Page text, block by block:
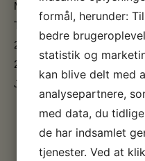
Mandag
Tirsdag-søndag
2. påskedag
2. pinsedag
Jul & nytår
formål, herunder:
bedre
statistik og
kan blive delt med
analysepartnere,
med data, du
de har indsamlet
tjenester. Ved at